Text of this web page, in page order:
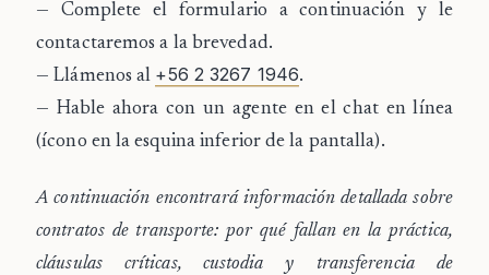
— Complete el formulario a continuación y le
contactaremos a la brevedad.
— Llámenos al +56 2 3267 1946.
— Hable ahora con un agente en elchat en línea
(ícono en la esquina inferior de la pantalla).
A continuación encontrará información detallada sobre
contratos de transporte: por qué fallan en la práctica,
cláusulas críticas, custodia y transferencia de